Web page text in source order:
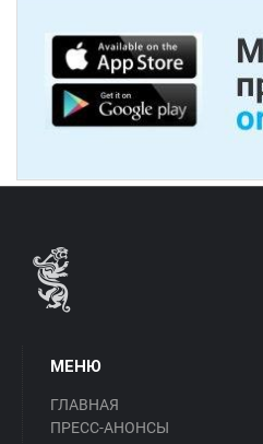
МЕНЮ
ГЛАВНАЯ
ПРЕСС-АНОНСЫ